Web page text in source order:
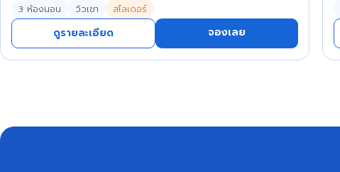
3 ห้องนอน วิวเขา สไลเดอร์
ดูรายละเอียด จองเลย